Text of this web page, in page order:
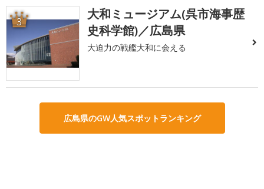
3
大和ミュージアム(呉市海事歴
史科学館)／広島県
大迫力の戦艦大和に会える
広島県のGW人気スポットランキング